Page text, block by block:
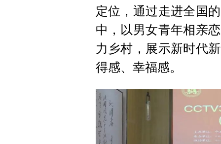
定位，通过走进全国
中，以男女青年相亲
力乡村，展示新时代
得感、幸福感。